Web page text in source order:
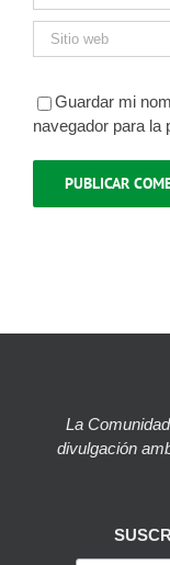
Guardar mi
navegador para la
La
divulgación